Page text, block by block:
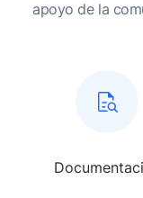
apoyo de la